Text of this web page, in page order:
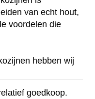
van echt hout,
voordelen die
hebben wij
goedkoop.